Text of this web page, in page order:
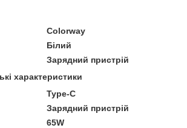
Colorway
Білий
Зарядний пристрій
характеристики
Type-C
Зарядний пристрій
65W